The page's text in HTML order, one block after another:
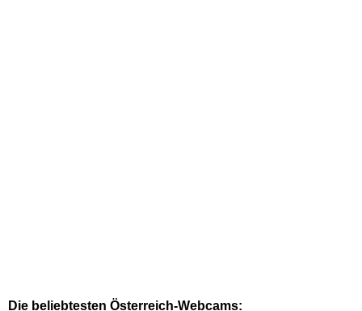
Die beliebtesten Österreich-Webcams: